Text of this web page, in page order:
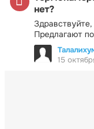
нет?
Предлагают
15